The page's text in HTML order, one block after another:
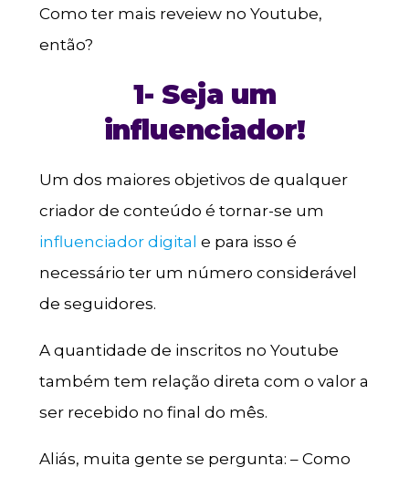
Como ter mais reveiew no Youtube,
então?
1- Seja um
influenciador!
Um dos maiores objetivos de qualquer
criador de conteúdo é tornar-se um
influenciador digital e para isso é
necessário ter um número considerável
de seguidores.
A quantidade de inscritos no Youtube
também tem relação direta com o valor a
ser recebido no final do mês.
Aliás, muita gente se pergunta: – Como